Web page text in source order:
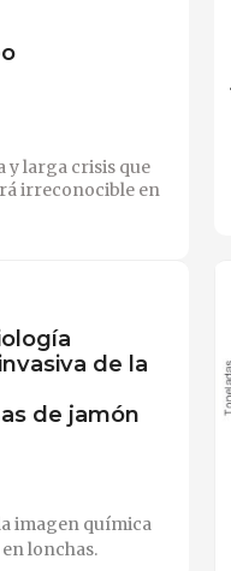
y larga crisis que
irreconocible en
de la
de jamón
imagen química
lonchas.